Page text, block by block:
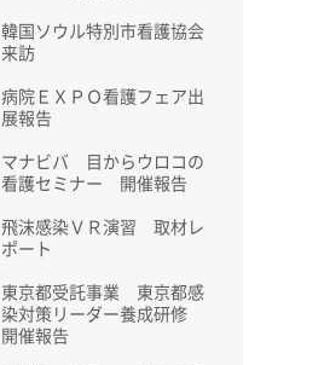
韓国ソウル特別市看護協会
来訪
病院ＥＸＰＯ看護フェア出
展報告
マナビバ 目からウロコの
看護セミナー 開催報告
飛沫感染ＶＲ演習 取材レ
ポート
東京都受託事業 東京都感
染対策リーダー養成研修
開催報告